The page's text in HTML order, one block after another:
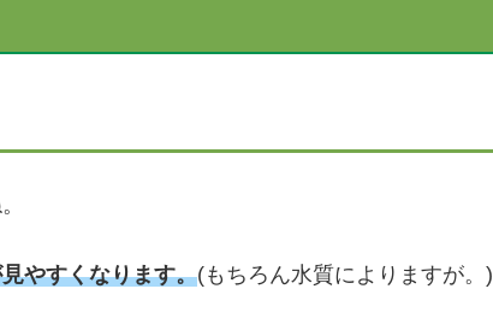
やすくなります。(もちろん水質によりますが。)